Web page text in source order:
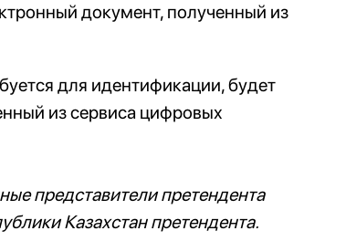
документ, полученный из
для идентификации, будет
из сервиса цифровых
представители претендента
Казахстан претендента.